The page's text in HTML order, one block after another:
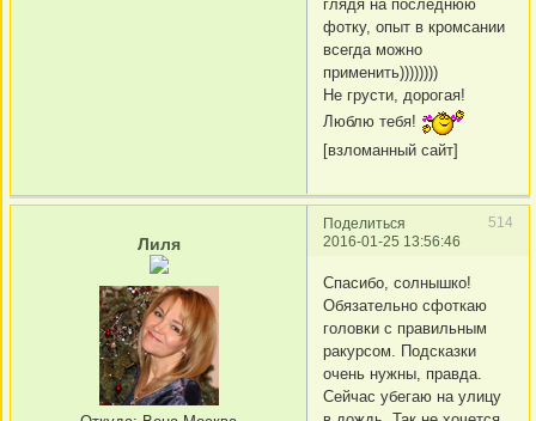
глядя на последнюю
фотку, опыт в кромсании
всегда можно
применить))))))))
Не грусти, дорогая!
Люблю тебя!
[взломанный сайт]
Поделиться
514
2016-01-25 13:56:46
Лиля
Спасибо, солнышко!
Обязательно сфоткаю
головки с правильным
ракурсом. Подсказки
очень нужны, правда.
Сейчас убегаю на улицу